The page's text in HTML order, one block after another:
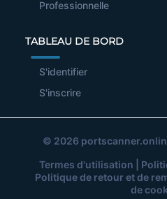
Professionnelle
TABLEAU DE BORD
S'identifier
S'inscrire
© 2026
Termes d'utilisation
Politique de retour et de
de